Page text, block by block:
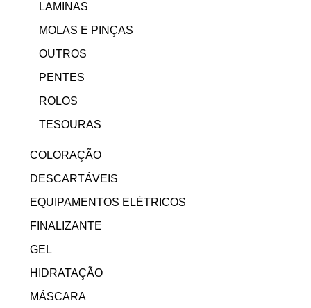
LAMINAS
MOLAS E PINÇAS
OUTROS
PENTES
ROLOS
TESOURAS
COLORAÇÃO
DESCARTÁVEIS
EQUIPAMENTOS ELÉTRICOS
FINALIZANTE
GEL
HIDRATAÇÃO
MÁSCARA